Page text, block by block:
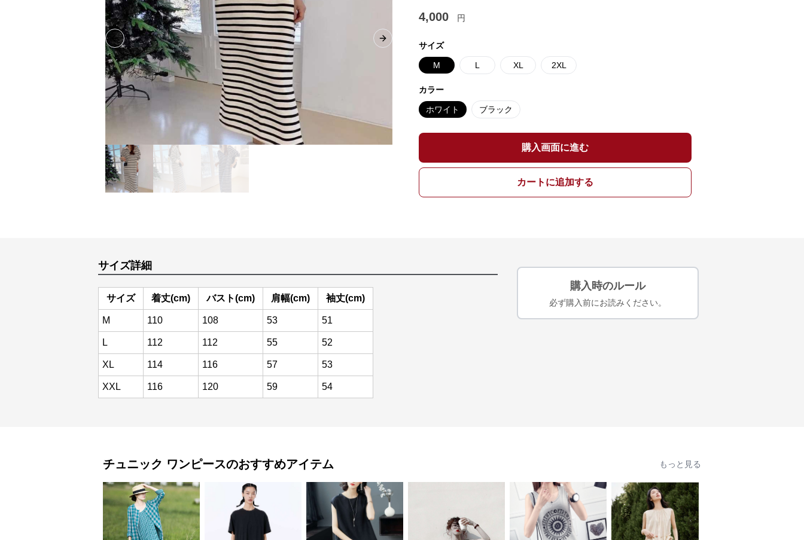
Previous slide Next slide
4,000 円
サイズ
M L XL 2XL
カラー
ホワイト ブラック
購入画面に進む
カートに追加する
サイズ詳細
サイズ 着丈(cm) バスト(cm) 肩幅(cm) 袖丈(cm)
M 110 108 53 51
L 112 112 55 52
XL 114 116 57 53
XXL 116 120 59 54
購入時のルール
必ず購入前にお読みください。
チュニック ワンピースのおすすめアイテム もっと見る